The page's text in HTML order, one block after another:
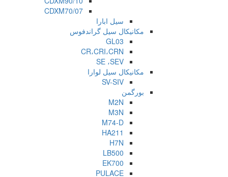
CDXM70/07
سیل ابارا
مکانیکال سیل گراندفوس
GL03
CR،CRI،CRN
SE ،SEV
مکانیکال سیل لوارا
SV-SIV
بورگمن
M2N
M3N
M74-D
HA211
H7N
LB500
EK700
PULACE